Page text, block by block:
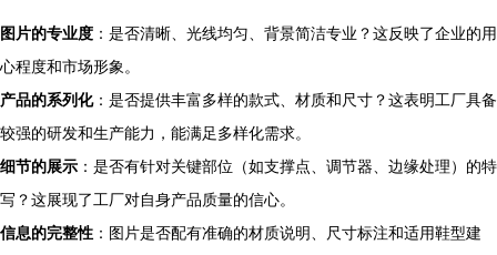
图片的专业度 ：是否清晰、光线均匀、背景简洁专业？这反映了企业的用
心程度和市场形象。
产品的系列化：是否提供丰富多样的款式、材质和尺寸？这表明工厂具备
较强的研发和生产能力，能满足多样化需求。
细节的展示 ：是否有针对关键部位（如支撑点、调节器、边缘处理）的特
写？这展现了工厂对自身产品质量的信心。
信息的完整性 ：图片是否配有准确的材质说明、尺寸标注和适用鞋型建